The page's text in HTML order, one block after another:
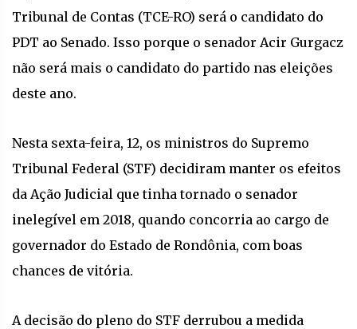
Tribunal de Contas (TCE-RO) será o candidato do
PDT ao Senado. Isso porque o senador Acir Gurgacz
não será mais o candidato do partido nas eleições
deste ano.
Nesta sexta-feira, 12, os ministros do Supremo
Tribunal Federal (STF) decidiram manter os efeitos
da Ação Judicial que tinha tornado o senador
inelegível em 2018, quando concorria ao cargo de
governador do Estado de Rondônia, com boas
chances de vitória.
A decisão do pleno do STF derrubou a medida